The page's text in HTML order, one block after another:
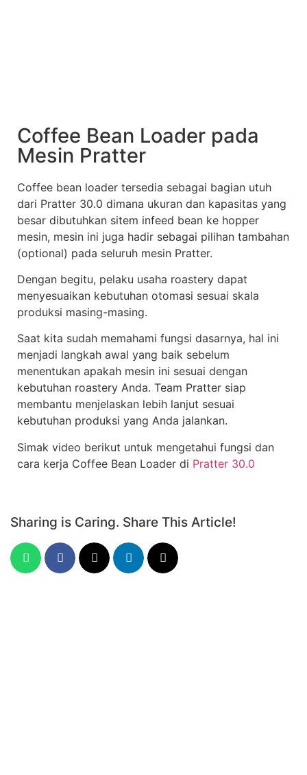
Coffee Bean Loader pada
Mesin Pratter
Coffee bean loader tersedia sebagai bagian utuh
dari Pratter 30.0 dimana ukuran dan kapasitas yang
besar dibutuhkan sitem infeed bean ke hopper
mesin, mesin ini juga hadir sebagai pilihan tambahan
(optional) pada seluruh mesin Pratter.
Dengan begitu, pelaku usaha roastery dapat
menyesuaikan kebutuhan otomasi sesuai skala
produksi masing-masing.
Saat kita sudah memahami fungsi dasarnya, hal ini
menjadi langkah awal yang baik sebelum
menentukan apakah mesin ini sesuai dengan
kebutuhan roastery Anda. Team Pratter siap
membantu menjelaskan lebih lanjut sesuai
kebutuhan produksi yang Anda jalankan.
Simak video berikut untuk mengetahui fungsi dan
cara kerja Coffee Bean Loader di Pratter 30.0
Sharing is Caring. Share This Article!